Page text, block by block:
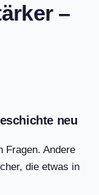
–
neu
Fragen. Andere
die etwas in